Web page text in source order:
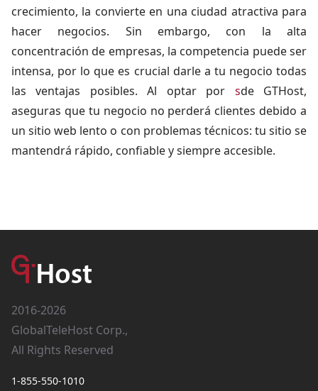
crecimiento, la convierte en una ciudad atractiva para
hacer negocios. Sin embargo, con la alta
concentración de empresas, la competencia puede ser
intensa, por lo que es crucial darle a tu negocio todas
las ventajas posibles. Al optar por sde GTHost,
aseguras que tu negocio no perderá clientes debido a
un sitio web lento o con problemas técnicos: tu sitio se
mantendrá rápido, confiable y siempre accesible.
2016-2026
GlobalTeleHost Corp.,
All Rights Reserved
1-855-550-1010